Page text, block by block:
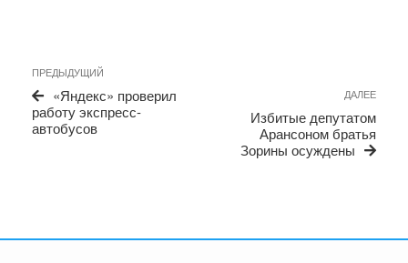
по
записям
Предыдущая
запись
ПРЕДЫДУЩИЙ
«Яндекс» проверил
работу экспресс-
автобусов
ДАЛЕЕ
Избитые депутатом
Арансоном братья
Зорины осуждены